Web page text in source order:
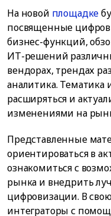
На новой площадке
посвященные
бизнес-функций,
ИТ-решений
вендорах, трендах
аналитика. Тематика
расширяться и
изменениями на
Представленные
ориентироваться в
ознакомиться с
рынка и внедрить
цифровизации. В
интеграторы с